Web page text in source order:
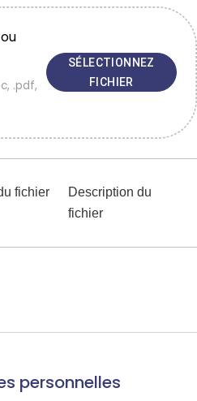
fichier
Description du
fichier
.pdf,
SÉLECTIONNEZ
FICHIER
personnelles